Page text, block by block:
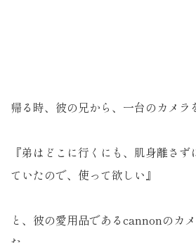
帰る時、彼の兄から、一台のカメラ
『弟はどこに行くにも、肌身離さ
ていたので、使って欲しい』
と、彼の愛用品であるcannonのカ